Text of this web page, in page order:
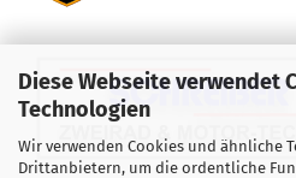
Diese Webseite verwendet
Technologien
Wir verwenden Cookies und ähnliche
Drittanbietern, um die ordentliche